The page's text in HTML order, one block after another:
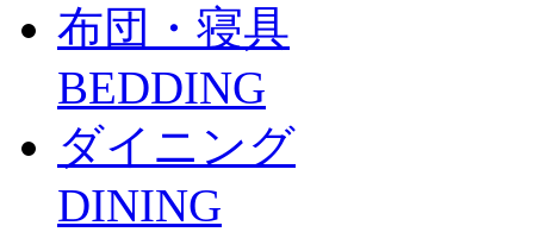
布団・寝具
BEDDING
ダイニング
DINING